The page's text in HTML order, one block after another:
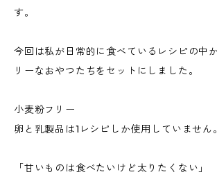
す。
今回は私が日常的に食べているレシピの中
リーなおやつたちをセットにしました。
小麦粉フリー
卵と乳製品は1レシピしか使用していません。
「甘いものは食べたいけど太りたくない」